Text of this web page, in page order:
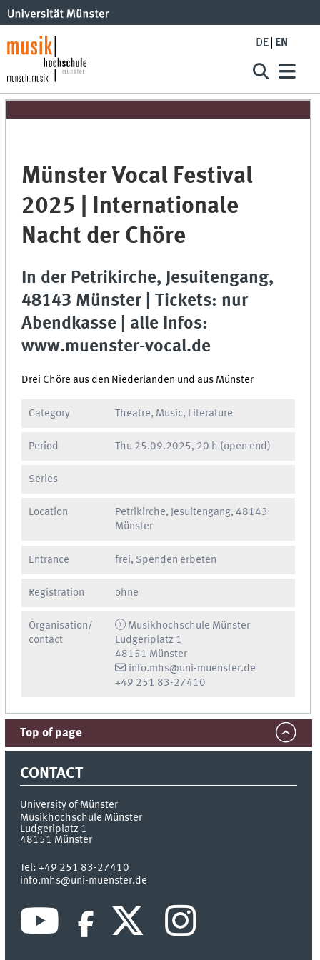
DE EN
Münster Vocal Festival
2025 | Internationale
Nacht der Chöre
In der Petrikirche, Jesuitengang,
48143 Münster | Tickets: nur
Abendkasse | alle Infos:
www.muenster-vocal.de
Drei Chöre aus den Niederlanden und aus Münster
Category Theatre, Music, Literature
Period Thu 25.09.2025, 20 h (open end)
Series
Location
Petrikirche, Jesuitengang, 48143
Münster
Entrance frei, Spenden erbeten
Registration ohne
Organisation/
contact
Musikhochschule Münster
Ludgeriplatz 1
48151 Münster
info.mhs@uni-muenster.de
+49 251 83-27410
Top of page
CONTACT
University of Münster
Musikhochschule Münster
Ludgeriplatz 1
48151 Münster
Tel:+49 251 83-27410
info.mhs@uni-muenster.de